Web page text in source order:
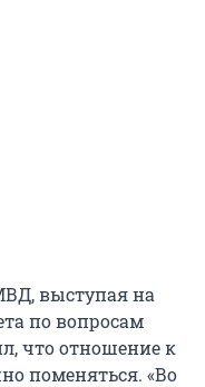
выступая на
по вопросам
что отношение к
поменяться. «Во